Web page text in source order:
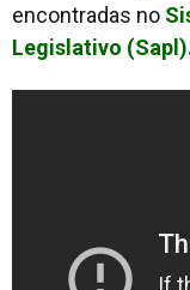
encontradas no
Legislativo